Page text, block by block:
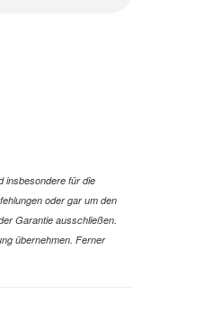
insbesondere für die
oder gar um den
Garantie ausschließen.
übernehmen. Ferner